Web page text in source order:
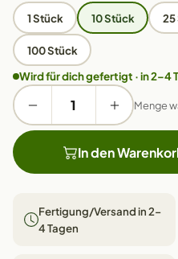
1 Stück 10 Stück 25
100 Stück
Wird für dich gefertigt · in 2–4
Menge
In den
Fertigung/Versand in 2–
4 Tagen